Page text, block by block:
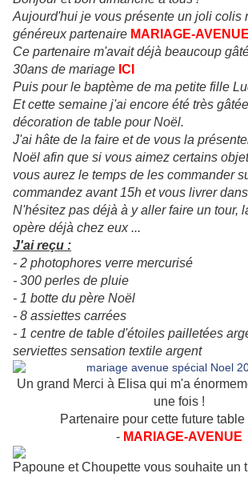
Aujourd'hui je vous présente un joli colis
généreux partenaire MARIAGE-AVENUE
Ce partenaire m'avait déjà beaucoup
30ans de mariage ICI
Puis pour le baptème de ma petite fille
Et cette semaine j'ai encore été très
décoration de table pour Noël.
J'ai hâte de la faire et de vous la
Noël afin que si vous aimez certains
vous aurez le temps de les commander
commandez avant 15h et vous livrer
N'hésitez pas déjà à y aller faire un tour,
opère déjà chez eux ...
J'ai reçu :
- 2 photophores verre mercurisé
- 300 perles de pluie
- 1 botte du père Noël
- 8 assiettes carrées
- 1 centre de table d'étoiles pailletées
serviettes sensation textile argent
Un grand Merci à Elisa qui m'a
une fois !
Partenaire pour cette future
- MARIAGE-AVENUE
Papoune et Choupette vous souhaite un